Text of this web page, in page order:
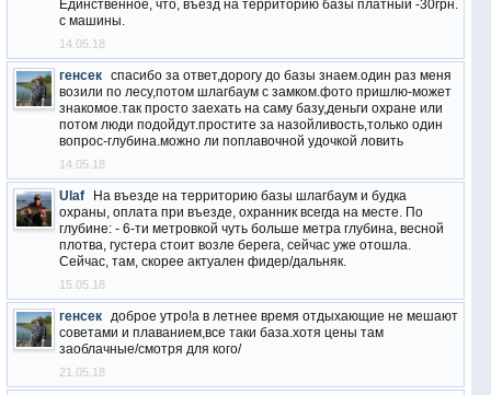
Единственное, что, въезд на территорию базы платный -30грн.
с машины.
14.05.18
генсек спасибо за ответ,дорогу до базы знаем.один раз меня
возили по лесу,потом шлагбаум с замком.фото пришлю-может
знакомое.так просто заехать на саму базу,деньги охране или
потом люди подойдут.простите за назойливость,только один
вопрос-глубина.можно ли поплавочной удочкой ловить
14.05.18
Ulaf
На въезде на территорию базы шлагбаум и будка
охраны, оплата при въезде, охранник всегда на месте. По
глубине: - 6-ти метровкой чуть больше метра глубина, весной
плотва, густера стоит возле берега, сейчас уже отошла.
Сейчас, там, скорее актуален фидер/дальняк.
15.05.18
генсек доброе утро!а в летнее время отдыхающие не мешают
советами и плаванием,все таки база.хотя цены там
заоблачные/смотря для кого/
21.05.18